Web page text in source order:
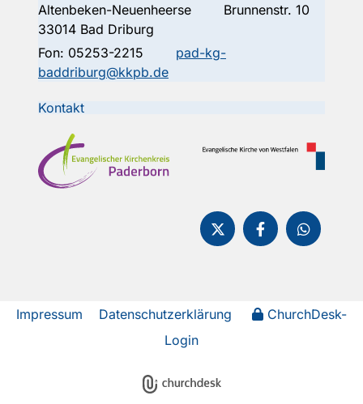
Altenbeken-Neuenheerse Brunnenstr. 10
33014 Bad Driburg
Fon: 05253-2215
pad-kg-
baddriburg@kkpb.de
Kontakt
Impressum Datenschutzerklärung
ChurchDesk-
Login